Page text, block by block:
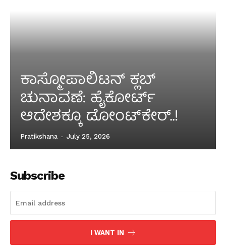
ಕಾಸ್ಮೋಪಾಲಿಟನ್‌ ಕ್ಲಬ್‌
ಚುನಾವಣೆ: ಹೈಕೋರ್ಟ್‌
ಆದೇಶಕ್ಕೂ ಡೋಂಟ್‌ಕೇರ್‌..!
Pratikshana - July 25, 2026
Subscribe
I WANT IN